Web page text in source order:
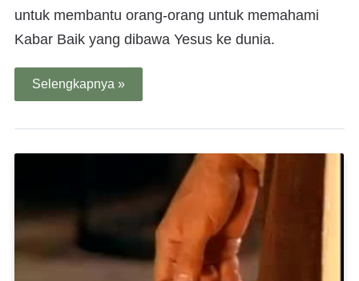
untuk membantu orang-orang untuk memahami
Kabar Baik yang dibawa Yesus ke dunia.
Selengkapnya »